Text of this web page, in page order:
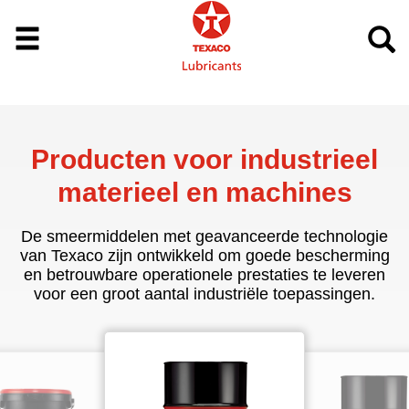
Producten voor industrieel
materieel en machines
De smeermiddelen met geavanceerde technologie
van Texaco zijn ontwikkeld om goede bescherming
en betrouwbare operationele prestaties te leveren
voor een groot aantal industriële toepassingen.